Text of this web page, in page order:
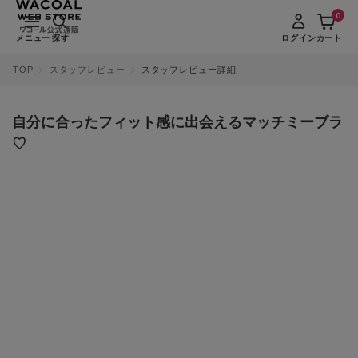
メニュー 探す ログインカート
0
TOP スタッフレビュー スタッフレビュー詳細
自分に合ったフィット感に出会えるマッチミーブラ
♡